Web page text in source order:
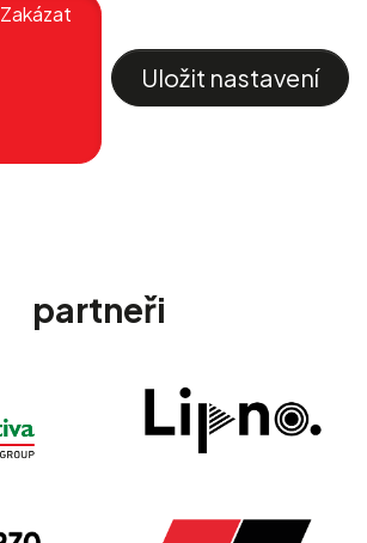
Zakázat
Uložit nastavení
partneři